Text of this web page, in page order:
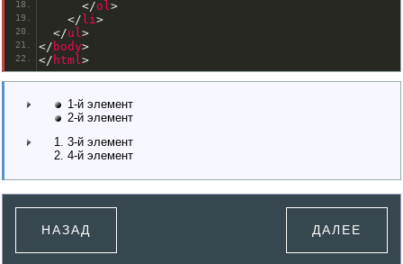
</ol>
</ li>
</ul>
</ body>
</ html>
1-й элемент
2-й элемент
3-й элемент
4-й элемент
НАЗАД ДАЛЕЕ